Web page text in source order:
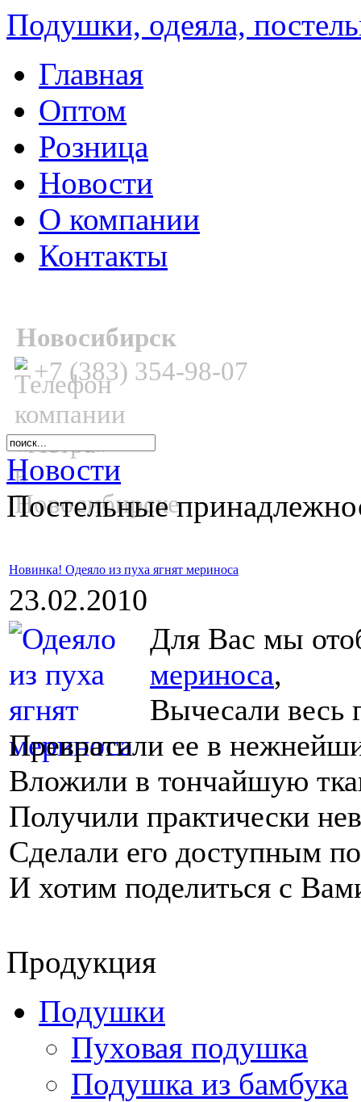
Подушки, одеяла,
Главная
Оптом
Розница
Новости
О компании
Контакты
Новосибирск
+7 (383) 354-98-07
Новости
Постельные
Новинка! Одеяло из пуха ягнят мериноса
23.02.2010
Для Вас мы
мериноса,
Вычесали весь
Превратили ее в
Вложили в тончайшую
Получили практически
Сделали его доступным
И хотим поделиться с
Продукция
Подушки
Пуховая подушка
Подушка из бамбука